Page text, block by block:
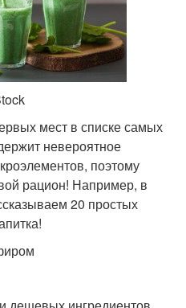
мест в списке самых
невероятное
поэтому
рацион! Например, в
20 простых